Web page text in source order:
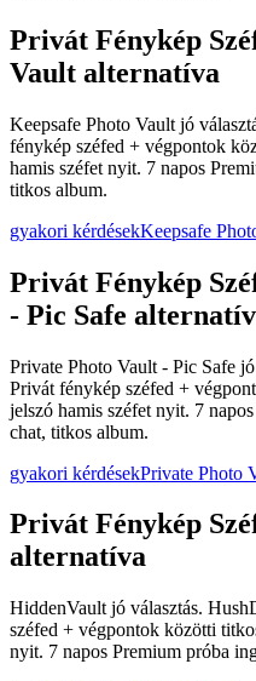
Privát Fénykép
Vault alternatíva
Keepsafe Photo Vault jó
fénykép széfed + végpontok
hamis széfet nyit. 7 napos
titkos album.
gyakori kérdésekKeepsafe
Privát Fénykép
- Pic Safe
Private Photo Vault - Pic Safe
Privát fénykép széfed +
jelszó hamis széfet nyit. 7
chat, titkos album.
gyakori kérdésekPrivate Photo
Privát Fénykép
alternatíva
HiddenVault jó választás.
széfed + végpontok közötti
nyit. 7 napos Premium próba